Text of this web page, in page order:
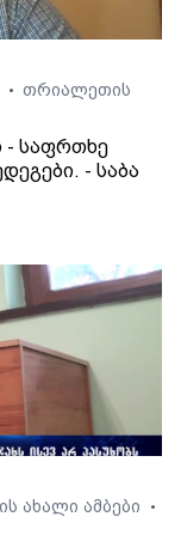
• თრიალეთის
- საფრთხე
- საბა
ახალი ამბები •